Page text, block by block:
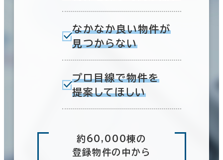
なかなか良い物件が
見つからない
プロ目線で物件を
提案してほしい
約60,000棟の
登録物件の中から